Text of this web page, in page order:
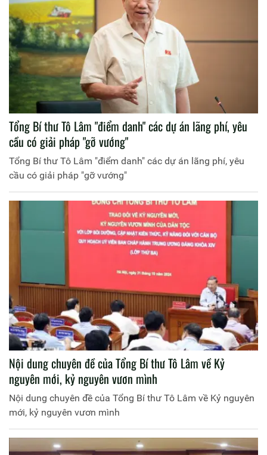
Tổng Bí thư Tô Lâm "điểm danh" các dự án lãng phí, yêu
cầu có giải pháp "gỡ vướng"
Tổng Bí thư Tô Lâm "điểm danh" các dự án lãng phí, yêu
cầu có giải pháp "gỡ vướng"
Nội dung chuyên đề của Tổng Bí thư Tô Lâm về Kỷ
nguyên mới, kỷ nguyên vươn mình
Nội dung chuyên đề của Tổng Bí thư Tô Lâm về Kỷ nguyên
mới, kỷ nguyên vươn mình